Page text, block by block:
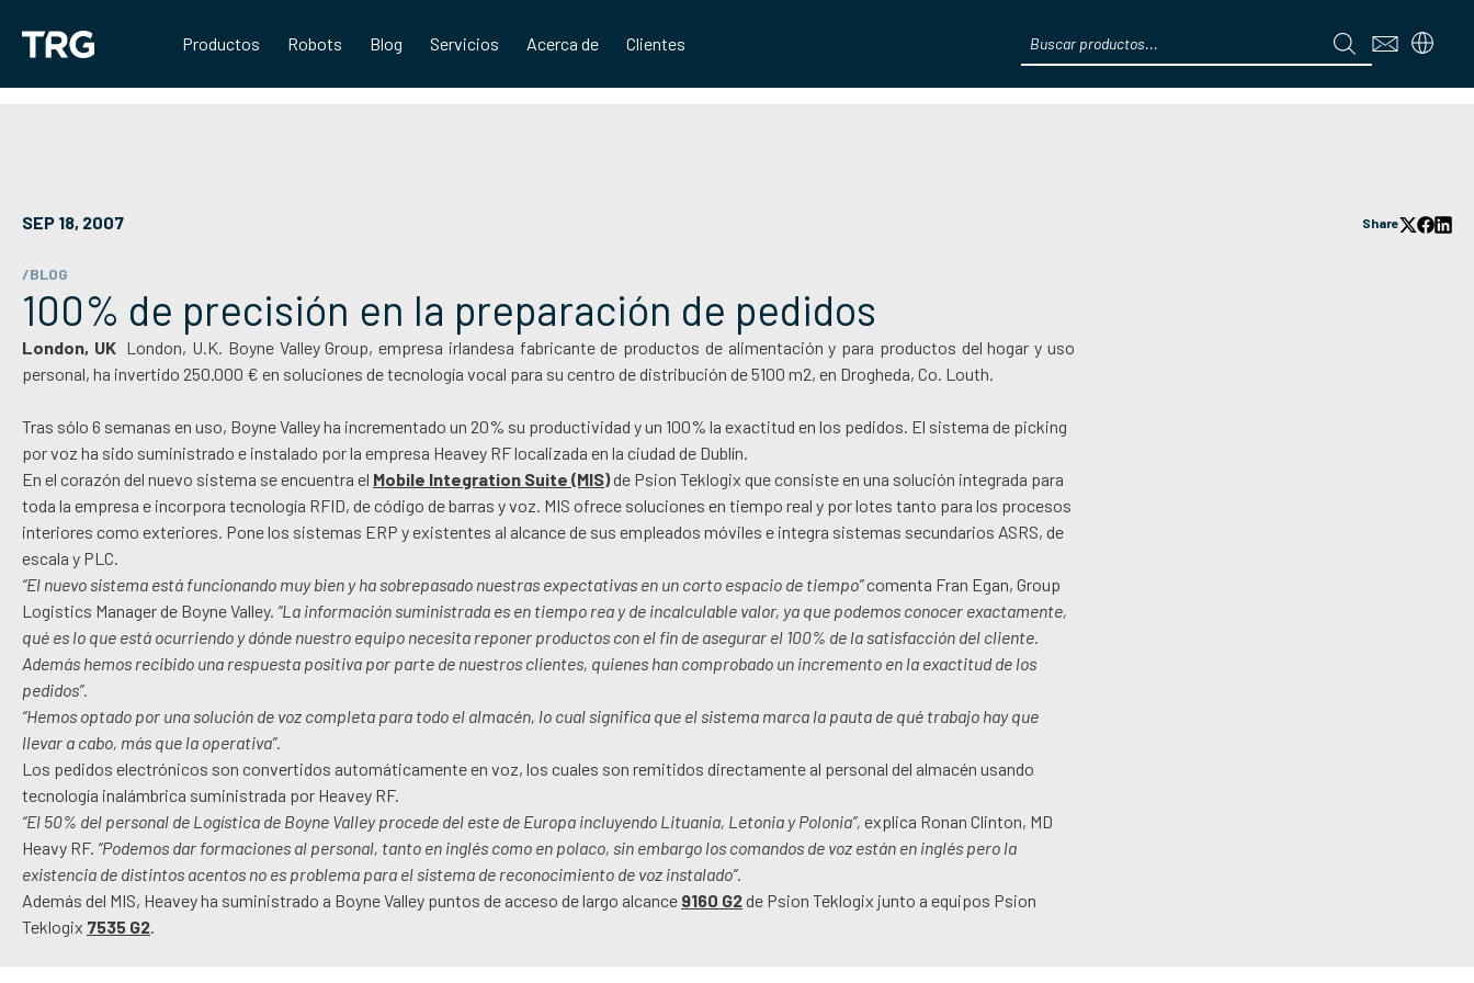
contenido
Productos Robots Blog Servicios Acerca de Clientes
search
SEP 18, 2007 Share
/BLOG
100% de precisión en la preparación de pedidos
London, UKLondon, U.K. Boyne Valley Group, empresa irlandesa fabricante de productos de alimentación y para productos del hogar y uso
personal, ha invertido 250.000 € en soluciones de tecnología vocal para su centro de distribución de 5100 m2, en Drogheda, Co. Louth.
Tras sólo 6 semanas en uso, Boyne Valley ha incrementado un 20% su productividad y un 100% la exactitud en los pedidos. El sistema de picking
por voz ha sido suministrado e instalado por la empresa Heavey RF localizada en la ciudad de Dublín.
En el corazón del nuevo sistema se encuentra el Mobile Integration Suite (MIS)de Psion Teklogix que consiste en una solución integrada para
toda la empresa e incorpora tecnología RFID, de código de barras y voz. MIS ofrece soluciones en tiempo real y por lotes tanto para los procesos
interiores como exteriores. Pone los sistemas ERP y existentes al alcance de sus empleados móviles e integra sistemas secundarios ASRS, de
escala y PLC.
“El nuevo sistema está funcionando muy bien y ha sobrepasado nuestras expectativas en un corto espacio de tiempo”comenta Fran Egan, Group
Logistics Manager de Boyne Valley. “La información suministrada es en tiempo rea y de incalculable valor, ya que podemos conocer exactamente,
qué es lo que está ocurriendo y dónde nuestro equipo necesita reponer productos con el fin de asegurar el 100% de la satisfacción del cliente.
Además hemos recibido una respuesta positiva por parte de nuestros clientes, quienes han comprobado un incremento en la exactitud de los
pedidos”.
“Hemos optado por una solución de voz completa para todo el almacén, lo cual significa que el sistema marca la pauta de qué trabajo hay que
llevar a cabo, más que la operativa”.
Los pedidos electrónicos son convertidos automáticamente en voz, los cuales son remitidos directamente al personal del almacén usando
tecnología inalámbrica suministrada por Heavey RF.
“El 50% del personal de Logística de Boyne Valley procede del este de Europa incluyendo Lituania, Letonia y Polonia”, explica Ronan Clinton, MD
Heavy RF. “Podemos dar formaciones al personal, tanto en inglés como en polaco, sin embargo los comandos de voz están en inglés pero la
existencia de distintos acentos no es problema para el sistema de reconocimiento de voz instalado”.
Además del MIS, Heavey ha suministrado a Boyne Valley puntos de acceso de largo alcance 9160 G2de Psion Teklogix junto a equipos Psion
Teklogix 7535 G2.